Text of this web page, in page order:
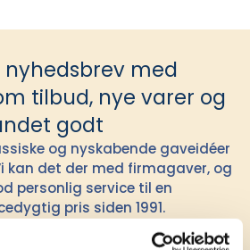
nyhedsbrev med
tilbud, nye varer og
godt
og nyskabende gaveidéer
kan det der med firmagaver, og
personlig service til en
pris siden 1991.